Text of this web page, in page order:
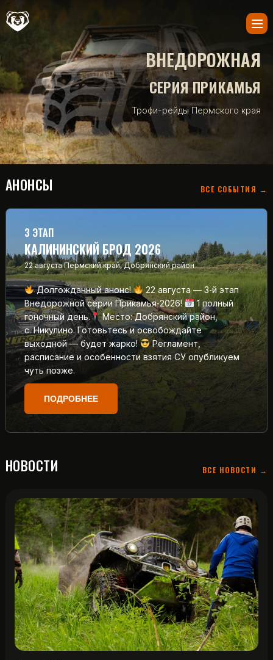
ВНЕДОРОЖНАЯ
СЕРИЯ ПРИКАМЬЯ
Трофи-рейды Пермского края
АНОНСЫ ВСЕ СОБЫТИЯ →
3 ЭТАП
КАЛИНИНСКИЙ БРОД 2026
22 августа Пермский край, Добрянский район
Долгожданный анонс!
22 августа — 3‑й этап
Внедорожной серии Прикамья‑2026!
1 полный
гоночный день.
Место: Добрянский район,
с. Никулино. Готовьтесь и освобождайте
выходной — будет жарко!
Регламент,
расписание и особенности взятия СУ опубликуем
чуть позже.
ПОДРОБНЕЕ
НОВОСТИ ВСЕ НОВОСТИ →